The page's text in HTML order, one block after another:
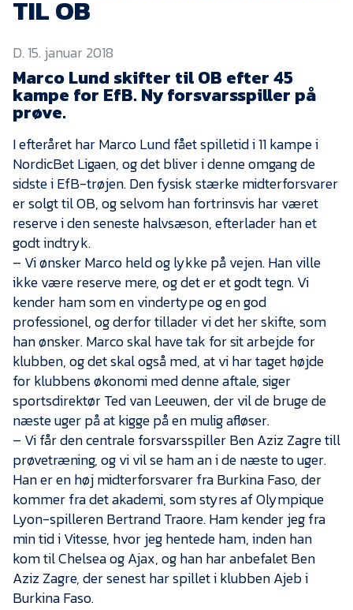
EfB Akademi
Sydvestjysk Fodbold
Samarbejde
Blue Water Arena
Aktionærinformation
Kontakt
Presse
TIL OB
D. 15. januar 2018
Marco Lund skifter til OB efter 45
kampe for EfB. Ny forsvarsspiller på
prøve.
I efteråret har Marco Lund fået spilletid i 11 kampe i
NordicBet Ligaen, og det bliver i denne omgang de
sidste i EfB-trøjen. Den fysisk stærke midterforsvarer
er solgt til OB, og selvom han fortrinsvis har været
reserve i den seneste halvsæson, efterlader han et
godt indtryk.
– Vi ønsker Marco held og lykke på vejen. Han ville
ikke være reserve mere, og det er et godt tegn. Vi
kender ham som en vindertype og en god
professionel, og derfor tillader vi det her skifte, som
han ønsker. Marco skal have tak for sit arbejde for
klubben, og det skal også med, at vi har taget højde
for klubbens økonomi med denne aftale, siger
sportsdirektør Ted van Leeuwen, der vil de bruge de
næste uger på at kigge på en mulig afløser.
– Vi får den centrale forsvarsspiller Ben Aziz Zagre till
prøvetræning, og vi vil se ham an i de næste to uger.
Han er en høj midterforsvarer fra Burkina Faso, der
kommer fra det akademi, som styres af Olympique
Lyon-spilleren Bertrand Traore. Ham kender jeg fra
min tid i Vitesse, hvor jeg hentede ham, inden han
kom til Chelsea og Ajax, og han har anbefalet Ben
Aziz Zagre, der senest har spillet i klubben Ajeb i
Burkina Faso.